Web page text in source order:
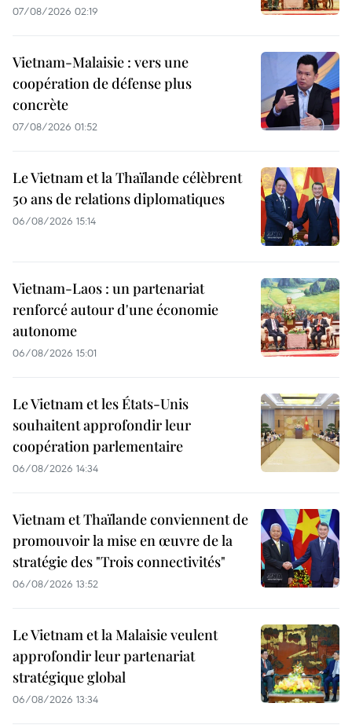
07/08/2026 02:19
Vietnam-Malaisie : vers une
coopération de défense plus
concrète
07/08/2026 01:52
Le Vietnam et la Thaïlande célèbrent
50 ans de relations diplomatiques
06/08/2026 15:14
Vietnam-Laos : un partenariat
renforcé autour d'une économie
autonome
06/08/2026 15:01
Le Vietnam et les États-Unis
souhaitent approfondir leur
coopération parlementaire
06/08/2026 14:34
Vietnam et Thaïlande conviennent de
promouvoir la mise en œuvre de la
stratégie des "Trois connectivités"
06/08/2026 13:52
Le Vietnam et la Malaisie veulent
approfondir leur partenariat
stratégique global
06/08/2026 13:34